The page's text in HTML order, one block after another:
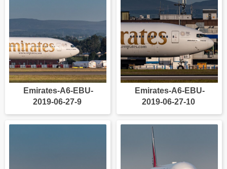
Emirates-A6-EBU-
2019-06-27-9
Emirates-A6-EBU-
2019-06-27-10